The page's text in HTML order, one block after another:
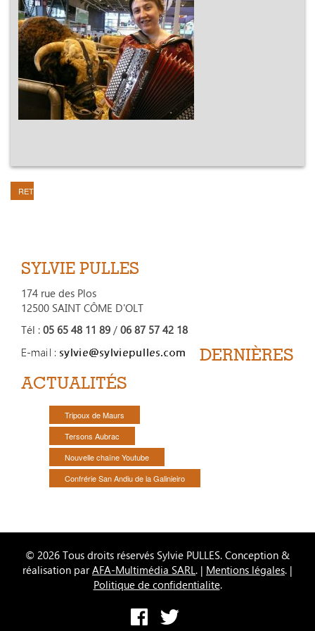
RETOUR
SYLVIE PULLES
174 rue des Plos
12500 SAINT CÔME D'OLT
Tél : 05 65 48 11 89 / 06 87 57 42 18
DERNIÈRES
ACTUALITÉS
Tripoux de Maurs
Tersons Aubrac
Nouvelle chaîne Youtube
Confrérie San Andiu de la Galinieiro
© 2026 Tous droits réservés Sylvie PULLES. Conception &
réalisation parAFA-Multimédia SARL. | Mentions légales. |
Politique de confidentialite.